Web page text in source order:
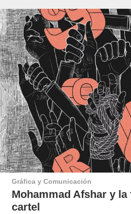
Gráfica y Comunicación
Mohammad Afshar y la
cartel